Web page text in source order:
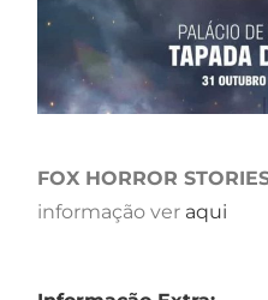
FOX HORROR
informação ver aqui